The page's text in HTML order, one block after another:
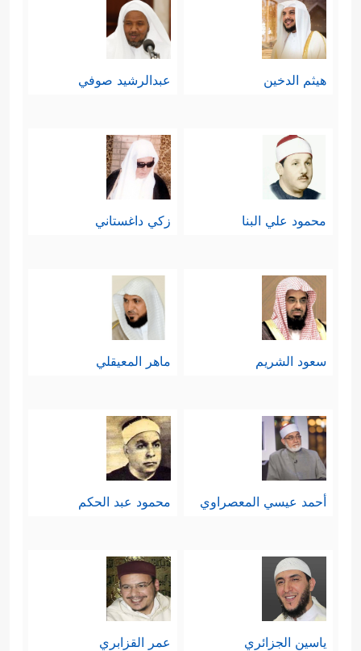
هيثم الدخين عبدالرشيد صوفي
محمود علي البنا زكي داغستاني
سعود الشريم ماهر المعيقلي
أحمد عيسي المعصراوي محمود عبد الحكم
ياسين الجزائري عمر القزابري